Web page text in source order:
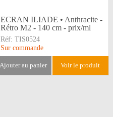
ECRAN ILIADE • Anthracite -
Rétro M2 - 140 cm - prix/ml
Réf: TIS0524
Sur commande
ajouter au panier voir le produit